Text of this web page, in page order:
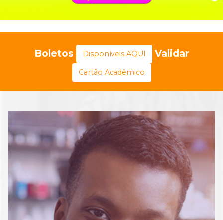
Boletos Disponíveis AQUI Validar
Cartão Acadêmico